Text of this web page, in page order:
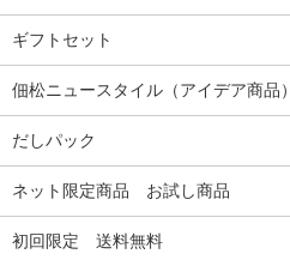
ギフトセット
佃松ニュースタイル（アイデア商品）
だしパック
ネット限定商品 お試し商品
初回限定 送料無料